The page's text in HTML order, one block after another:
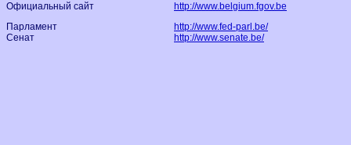
Официальный сайт
http://www.belgium.fgov.be
Парламент
http://www.fed-parl.be/
Сенат
http://www.senate.be/